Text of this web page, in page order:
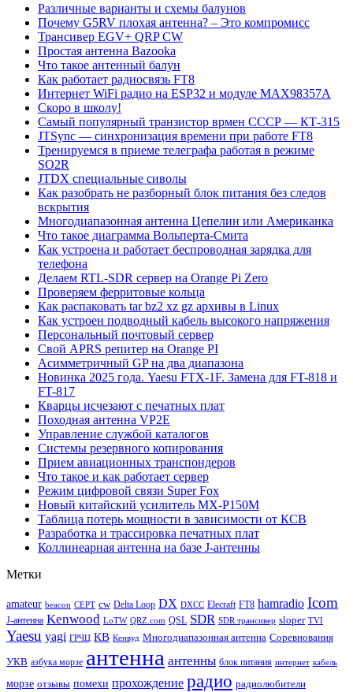
Различные варианты и схемы балунов
Почему G5RV плохая антенна? – Это компромисс
Трансивер EGV+ QRP CW
Простая антенна Bazooka
Что такое антенный балун
Как работает радиосвязь FT8
Интернет WiFi радио на ESP32 и модуле MAX98357A
Скоро в школу!
Самый популярный транзистор врмен СССР — КТ-315
JTSync — синхронизация времени при работе FT8
Тренируемся в приеме телеграфа работая в режиме
SO2R
JTDX специальные сиволы
Как разобрать не разборный блок питания без следов
вскрытия
Многодиапазонная антенна Цепелин или Американка
Что такое диаграмма Вольперта-Смита
Как устроена и работает беспроводная зарядка для
телефона
Делаем RTL-SDR сервер на Orange Pi Zero
Проверяем ферритовые кольца
Как распаковать tar bz2 xz gz архивы в Linux
Как устроен подводный кабель высокого напряжения
Персональный почтовый сервер
Свой APRS репитер на Orange PI
Асимметричный GP на два диапазона
Новинка 2025 года. Yaesu FTX-1F. Замена для FT-818 и
FT-817
Кварцы исчезают с печатных плат
Походная антенна VP2E
Управление службой каталогов
Системы резервного копирования
Прием авиационных транспондеров
Что такое и как работает сервер
Режим цифровой связи Super Fox
Новый китайский усилитель MX-P150M
Таблица потерь мощности в зависимости от КСВ
Разработка и трассировка печатных плат
Коллинеарная антенна на базе J-антенны
Метки
amateur beacon CEPT cw Delta Loop DX DXCC Elecraft FT8 hamradio Icom
J-антенна Kenwood LoTW QRZ.com QSL SDR SDR трансивер sloper TVI
Yaesu yagi ГРЧЦ КВ Кенвуд Многодиапазонная антенна Соревнования
УКВ азбука морзе антенна антенны блок питания интернет кабель
морзе отзывы помехи прохождение радио радиолюбители